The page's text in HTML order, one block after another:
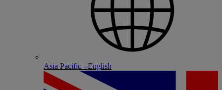
Asia Pacific - English